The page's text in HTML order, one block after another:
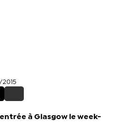
2015
à Glasgow le week-